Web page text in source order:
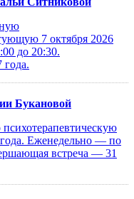
7 октября 2026
до 20:30.
Букановой
Еженедельно — по
встреча — 31